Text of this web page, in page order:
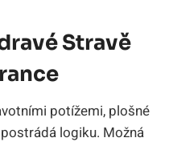
Stravě
potížemi, plošné
logiku. Možná